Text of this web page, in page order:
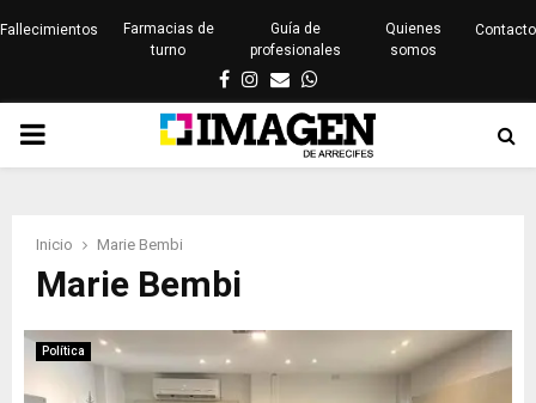
Fallecimientos
Farmacias de
turno
Guía de
profesionales
Quienes
somos
Contacto
Facebook
Instagram
EmailWhatsapp
PRIMARY
Inicio Marie Bembi
Marie Bembi
Política